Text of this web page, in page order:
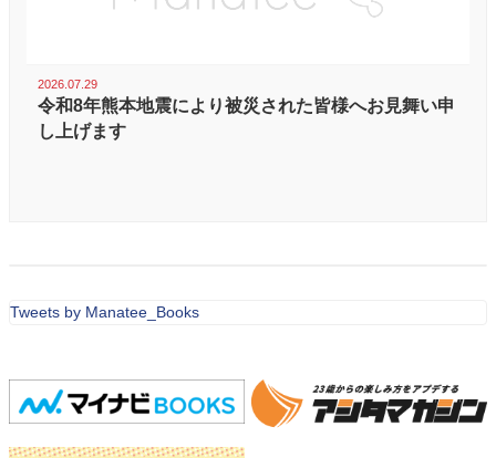
2026.07.29
令和8年熊本地震により被災された皆様へお見舞い申
し上げます
Tweets by Manatee_Books